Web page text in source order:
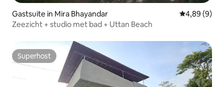
Gastsuite in Mira Bhayandar Gemiddelde
4,89 (9)
Zeezicht + studio met bad + Uttan Beach
Superhost
Superhost